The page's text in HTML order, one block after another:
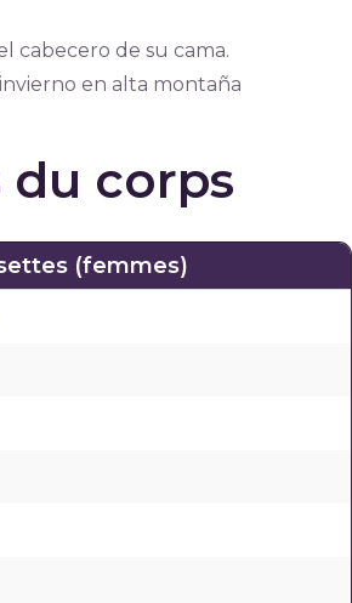
cabecero de su cama.
en alta montaña
du corps
(femmes)